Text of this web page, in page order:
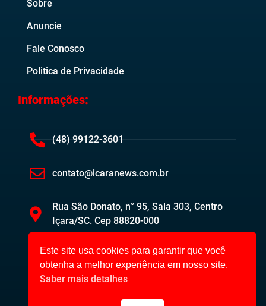
Sobre
Anuncie
Fale Conosco
Politica de Privacidade
Informações:
(48) 99122-3601
contato@icaranews.com.br
Rua São Donato, n° 95, Sala 303, Centro
Içara/SC. Cep 88820-000
Este site usa cookies para garantir que você
obtenha a melhor experiência em nosso site.
Saber mais detalhes